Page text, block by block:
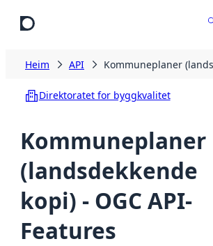
Heim API Kommuneplaner
Direktoratet for byggkvalitet
Kommuneplaner
(landsdekkende
kopi) - OGC API-
Features